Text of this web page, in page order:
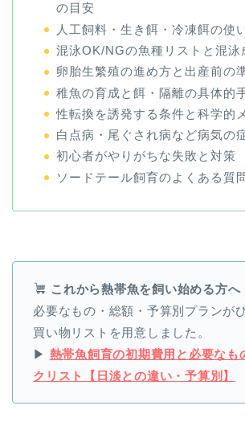
の目安
人工飼料・生き餌・冷凍餌の使
混泳OK/NGの魚種リストと混泳
卵胎生繁殖の進め方と出産前の
稚魚の育成と餌・隔離の具体的
性転換を誘発する条件と科学的
白点病・尾ぐされ病など病気の
初心者がやりがちな失敗と対策
ソードテール飼育のよくある質
これから熱帯魚を飼い始める方へ
必要なもの・総額・予算別プランが
買い物リストを用意しました。
▶ 熱帯魚飼育の初期費用と必要なも
クリスト【日淡との違い・予算別】